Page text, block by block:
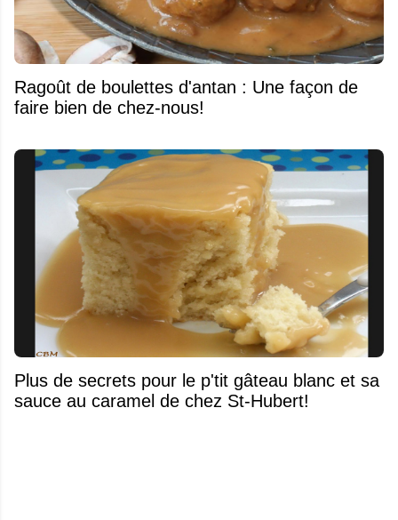
Ragoût de boulettes d'antan : Une façon de
faire bien de chez-nous!
Plus de secrets pour le p'tit gâteau blanc et sa
sauce au caramel de chez St-Hubert!